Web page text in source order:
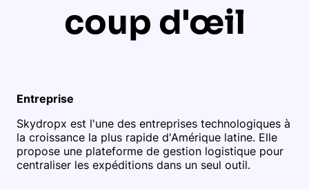
coup d'œil
Entreprise
Skydropx est l'une des entreprises technologiques à
la croissance la plus rapide d'Amérique latine. Elle
propose une plateforme de gestion logistique pour
centraliser les expéditions dans un seul outil.